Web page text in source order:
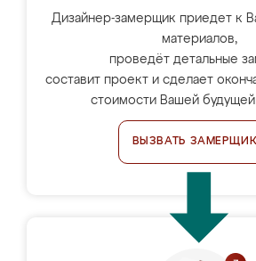
Дизайнер-замерщик приедет к
материалов,
проведёт детальные
составит проект и сделает
стоимости Вашей
ВЫЗВАТЬ